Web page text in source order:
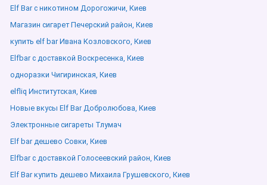
Elf Bar с никотином Дорогожичи, Киев
Магазин сигарет Печерский район, Киев
купить elf bar Ивана Козловского, Киев
Elfbar с доставкой Воскресенка, Киев
одноразки Чигиринская, Киев
elfliq Институтская, Киев
Новые вкусы Elf Bar Добролюбова, Киев
Электронные сигареты Тлумач
Elf bar дешево Совки, Киев
Elfbar с доставкой Голосеевский район, Киев
Elf Bar купить дешево Михаила Грушевского, Киев